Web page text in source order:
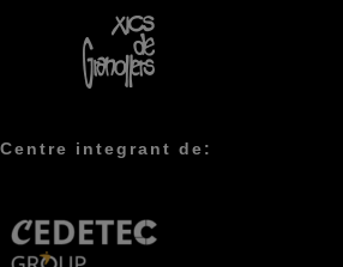
Centre integrant de: